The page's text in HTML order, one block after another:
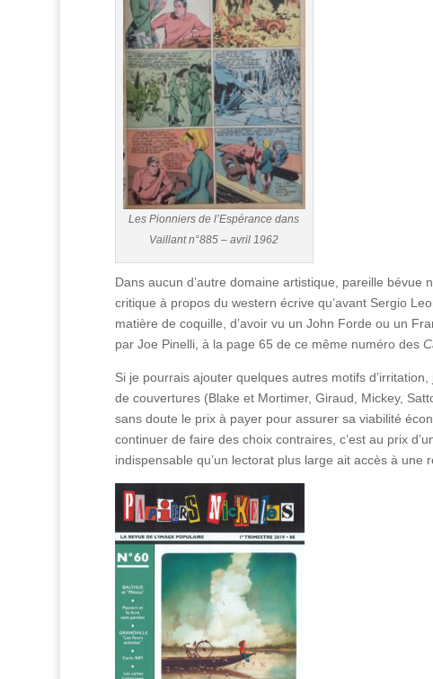
Les Pionniers de l’Espérance dans
Vaillant n°885 – avril 1962
Dans aucun d’autre domaine artistique, pareille bévue
critique à propos du western écrive qu’avant Sergio
matière de coquille, d’avoir vu un John Forde ou un
par Joe Pinelli, à la page 65 de ce même numéro des
Si je pourrais ajouter quelques autres motifs
de couvertures (Blake et Mortimer, Giraud, Mickey,
sans doute le prix à payer pour assurer sa viabilité
continuer de faire des choix contraires, c’est au prix
indispensable qu’un lectorat plus large ait accès à